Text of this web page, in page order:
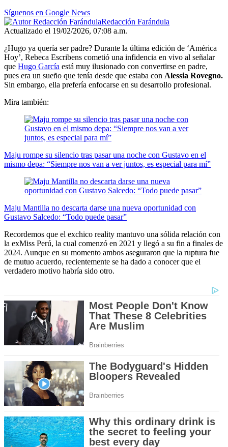
Síguenos en Google News
Redacción Farándula
Actualizado el 19/02/2026, 07:08 a.m.
¿Hugo ya quería ser padre? Durante la última edición de ‘América
Hoy’, Rebeca Escribens cometió una infidencia en vivo al señalar
que Hugo García está muy ilusionado con convertirse en padre,
pues era un sueño que tenía desde que estaba con Alessia Rovegno.
Sin embargo, ella prefería enfocarse en su desarrollo profesional.
Mira también:
Maju rompe su silencio tras pasar una noche con Gustavo en el
mismo depa: “Siempre nos van a ver juntos, es especial para mí”
Maju Mantilla no descarta darse una nueva oportunidad con
Gustavo Salcedo: “Todo puede pasar”
Recordemos que el exchico reality mantuvo una sólida relación con
la exMiss Perú, la cual comenzó en 2021 y llegó a su fin a finales de
2024. Aunque en su momento ambos aseguraron que la ruptura fue
de mutuo acuerdo, recientemente se ha dado a conocer que el
verdadero motivo habría sido otro.